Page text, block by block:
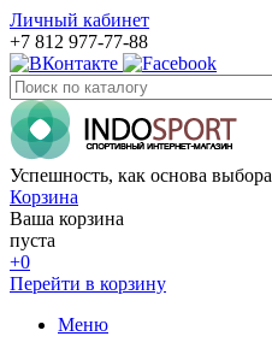
Личный кабинет
+7 812 977-77-88
Успешность, как основа выбора
Корзина
Ваша корзина
пуста
+0
Перейти в корзину
Меню